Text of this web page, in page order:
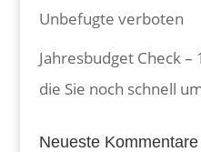
Unbefugte verboten
Jahresbudget Check
die Sie noch schnell
Neueste Kommentare